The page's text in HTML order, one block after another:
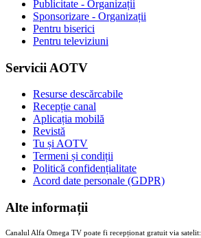
Publicitate - Organizații
Sponsorizare - Organizații
Pentru biserici
Pentru televiziuni
Servicii AOTV
Resurse descărcabile
Recepție canal
Aplicația mobilă
Revistă
Tu și AOTV
Termeni și condiții
Politică confidențialitate
Acord date personale (GDPR)
Alte informații
Canalul Alfa Omega TV poate fi recepționat gratuit via satelit: